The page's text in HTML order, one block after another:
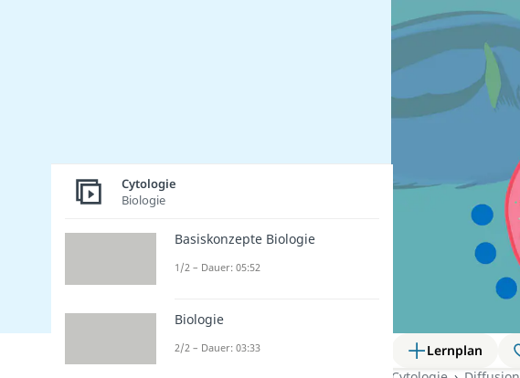
Lernplan
Cytologie
Biologie
Basiskonzepte Biologie
1/2 – Dauer: 05:52
Biologie
2/2 – Dauer: 03:33